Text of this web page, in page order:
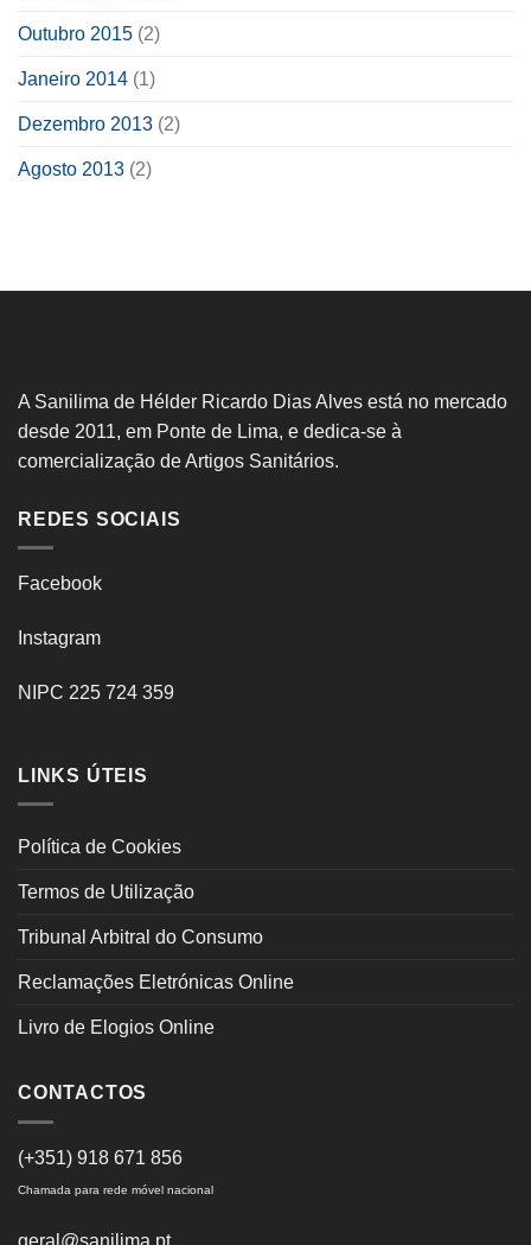
Outubro 2015 (2)
Janeiro 2014 (1)
Dezembro 2013 (2)
Agosto 2013 (2)
A Sanilima de Hélder Ricardo Dias Alves está no mercado
desde 2011, em Ponte de Lima, e dedica-se à
comercialização de Artigos Sanitários.
REDES SOCIAIS
Facebook
Instagram
NIPC 225 724 359
LINKS ÚTEIS
Política de Cookies
Termos de Utilização
Tribunal Arbitral do Consumo
Reclamações Eletrónicas Online
Livro de Elogios Online
CONTACTOS
(+351) 918 671 856
Chamada para rede móvel nacional